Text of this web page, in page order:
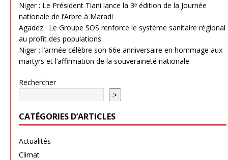
Niger : Le Président Tiani lance la 3ᵉ édition de la Journée
nationale de l’Arbre à Maradi
Agadez : Le Groupe SOS renforce le système sanitaire régional
au profit des populations
Niger : l’armée célèbre son 66e anniversaire en hommage aux
martyrs et l’affirmation de la souveraineté nationale
Rechercher
>
CATÉGORIES D’ARTICLES
Actualités
Climat